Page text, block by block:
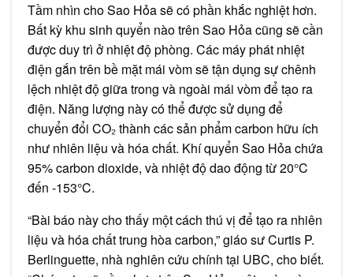
Tầm nhìn cho Sao Hỏa sẽ có phần khắc nghiệt hơn.
Bất kỳ khu sinh quyển nào trên Sao Hỏa cũng sẽ cần
được duy trì ở nhiệt độ phòng. Các máy phát nhiệt
điện gắn trên bề mặt mái vòm sẽ tận dụng sự chênh
lệch nhiệt độ giữa trong và ngoài mái vòm để tạo ra
điện. Năng lượng này có thể được sử dụng để
chuyển đổi CO₂ thành các sản phẩm carbon hữu ích
như nhiên liệu và hóa chất. Khí quyển Sao Hỏa chứa
95% carbon dioxide, và nhiệt độ dao động từ 20°C
đến -153°C.
“Bài báo này cho thấy một cách thú vị để tạo ra nhiên
liệu và hóa chất trung hòa carbon,” giáo sư Curtis P.
Berlinguette, nhà nghiên cứu chính tại UBC, cho biết.